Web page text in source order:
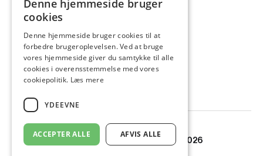
+45 4252 0011
VA11a
2300 København S
Instagram
LinkedIn
© Copyright PETER FYLLGRAF 2026
Denne hjemmeside bruger
cookies
Denne hjemmeside bruger cookies til at
forbedre brugeroplevelsen. Ved at bruge
vores hjemmeside giver du samtykke til alle
cookies i overensstemmelse med vores
cookiepolitik. Læs mere
YDEEVNE
ACCEPTER ALLE AFVIS ALLE